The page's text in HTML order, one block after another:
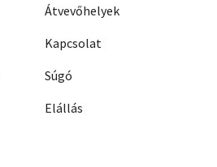
Átvevőhelyek
Kapcsolat
Súgó
Elállás